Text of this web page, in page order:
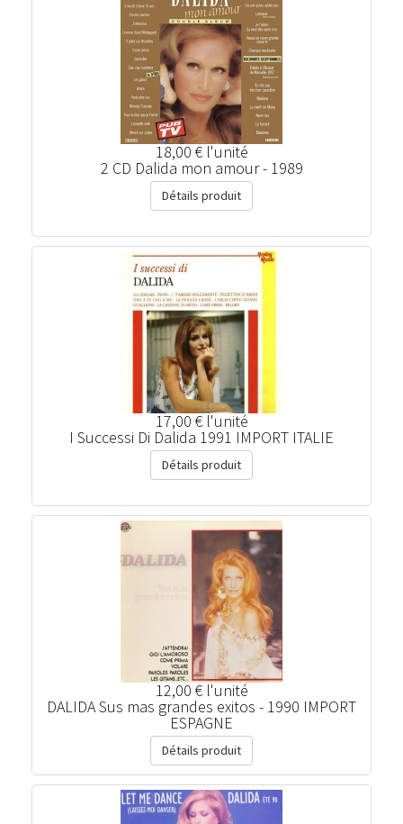
18,00 € l'unité
2 CD Dalida mon amour - 1989
Détails produit
17,00 € l'unité
I Successi Di Dalida 1991 IMPORT ITALIE
Détails produit
12,00 € l'unité
DALIDA Sus mas grandes exitos - 1990 IMPORT
ESPAGNE
Détails produit